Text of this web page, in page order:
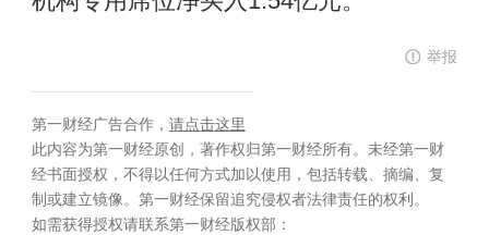
举报
第一财经广告合作， 请点击这里
此内容为第一财经原创，著作权归第一财经所有。未经第一财
经书面授权，不得以任何方式加以使用，包括转载、摘编、复
制或建立镜像。第一财经保留追究侵权者法律责任的权利。
如需获得授权请联系第一财经版权部：